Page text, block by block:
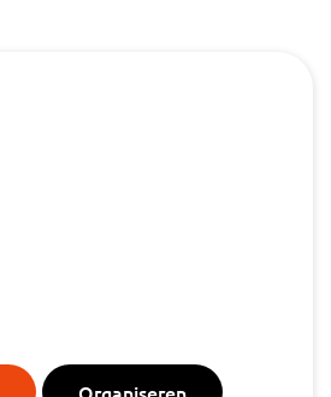
Organiseren